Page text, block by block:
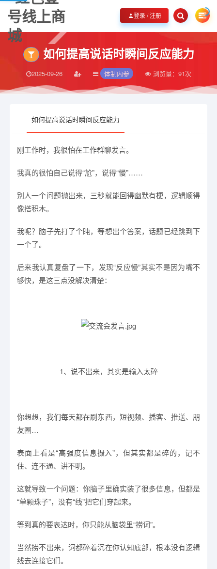
欢迎您光临红色壹号线上商城，品红色壹号，展家国情怀！ 立即加入我们
登录 / 注册
如何提高说话时瞬间反应能力
2025-09-26 体制内参 浏览量： 91次
如何提高说话时瞬间反应能力
刚工作时，我很怕在工作群聊发言。
我真的很怕自己说得“尬”，说得“慢”……
别人一个问题抛出来，三秒就能回得幽默有梗，逻辑顺得
像搭积木。
我呢？脑子先打了个盹，等想出个答案，话题已经跳到下
一个了。
后来我认真复盘了一下，发现“反应慢”其实不是因为嘴不
够快，是这三点没解决清楚：
1、说不出来，其实是输入太碎
你想想，我们每天都在刷东西，短视频、播客、推送、朋
友圈…
表面上看是“高强度信息摄入”，但其实都是碎的，记不
住、连不通、讲不明。
这就导致一个问题：你脑子里确实装了很多信息，但都是
“单颗珠子”，没有“线”把它们穿起来。
等到真的要表达时，你只能从脑袋里“捞词”。
当然捞不出来，词都碎着沉在你认知底部，根本没有逻辑
线去连接它们。